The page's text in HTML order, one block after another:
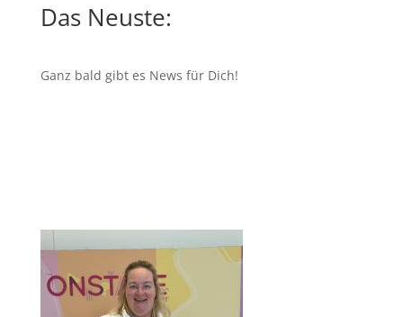
Das Neuste:
Ganz bald gibt es News für Dich!